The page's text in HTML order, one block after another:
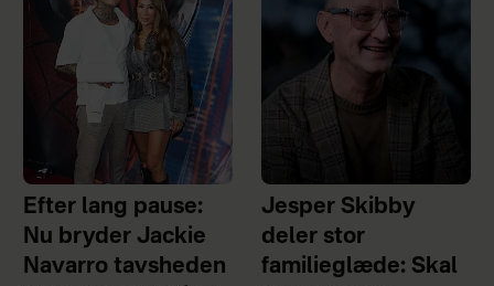
Efter lang pause:
Nu bryder Jackie
Navarro tavsheden
Jesper Skibby
deler stor
familieglæde: Skal